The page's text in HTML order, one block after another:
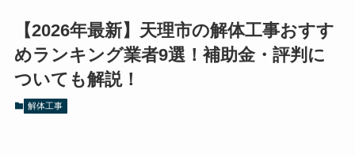
【2026年最新】天理市の解体工事おすす
めランキング業者9選！補助金・評判に
ついても解説！
解体工事